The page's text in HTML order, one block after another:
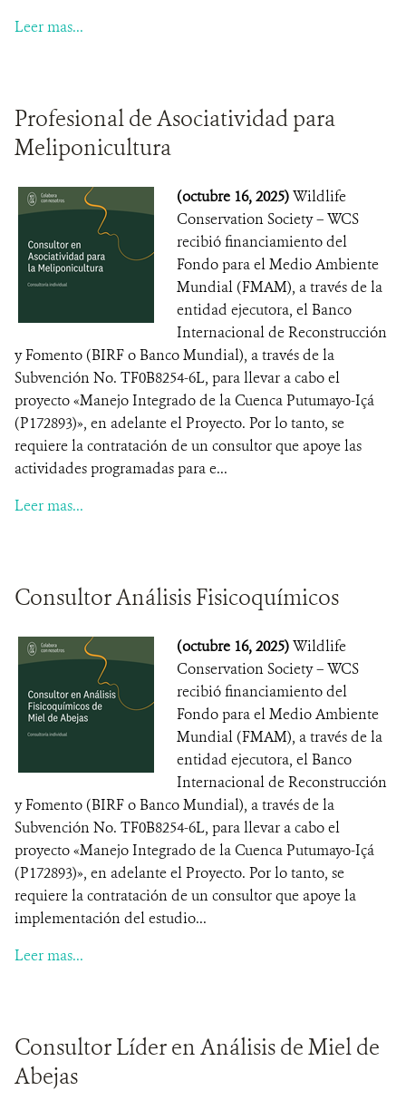
Leer mas...
Profesional de Asociatividad para
Meliponicultura
(octubre 16, 2025)Wildlife
Conservation Society – WCS
recibió financiamiento del
Fondo para el Medio Ambiente
Mundial (FMAM), a través de la
entidad ejecutora, el Banco
Internacional de Reconstrucción
y Fomento (BIRF o Banco Mundial), a través de la
Subvención No. TF0B8254-6L, para llevar a cabo el
proyecto «Manejo Integrado de la Cuenca Putumayo-Içá
(P172893)», en adelante el Proyecto. Por lo tanto, se
requiere la contratación de un consultor que apoye las
actividades programadas para e...
Leer mas...
Consultor Análisis Fisicoquímicos
(octubre 16, 2025)Wildlife
Conservation Society – WCS
recibió financiamiento del
Fondo para el Medio Ambiente
Mundial (FMAM), a través de la
entidad ejecutora, el Banco
Internacional de Reconstrucción
y Fomento (BIRF o Banco Mundial), a través de la
Subvención No. TF0B8254-6L, para llevar a cabo el
proyecto «Manejo Integrado de la Cuenca Putumayo-Içá
(P172893)», en adelante el Proyecto. Por lo tanto, se
requiere la contratación de un consultor que apoye la
implementación del estudio...
Leer mas...
Consultor Líder en Análisis de Miel de
Abejas